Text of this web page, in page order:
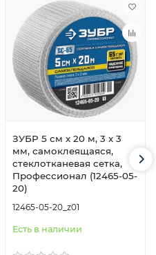
ЗУБР 5 см х 20 м, 3 х 3
мм, самоклеящаяся,
стеклотканевая сетка,
Профессионал (12465-05-
20)
12465-05-20_z01
Есть в наличии